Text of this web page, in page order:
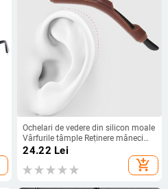
Ochelari de vedere din silicon moale
Vârfurile tâmple Reținere mâneci
Anti-alunecare Confort elastic
Reținere ochelari pentru ochelari de
soare pentru ochelari
24.22 Lei
add_shopping_cart